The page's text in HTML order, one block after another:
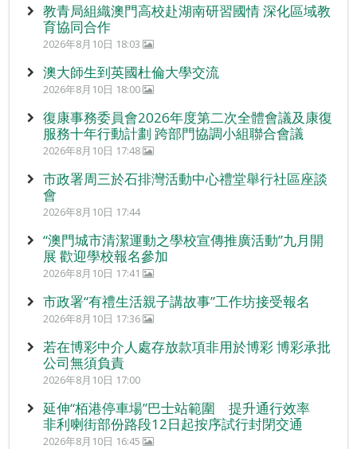
教青局組織澳門高校赴湖南研習國情 深化區域教
育協同合作
2026年8月10日 18:03
澳大師生到英國杜倫大學交流
2026年8月10日 18:00
復康事務委員會2026年度第二次全體會議及康復
服務十年行動計劃 跨部門協調小組聯合會議
2026年8月10日 17:48
市政署周三於石排灣活動中心禮堂舉行社區座談
會
2026年8月10日 17:44
“澳門城市清潔運動之學校宣傳推廣活動”九月開
展 歡迎學校報名參加
2026年8月10日 17:41
市政署“有禮生活親子講故事”工作坊接受報名
2026年8月10日 17:36
若在博彩中介人處存放款項非用於博彩 博彩承批
公司無須負責
2026年8月10日 17:00
延伸“栢港停車場”巴士站範圍 提升通行效率
非利喇街部份路段12日起按序試行封閉交通
2026年8月10日 16:45